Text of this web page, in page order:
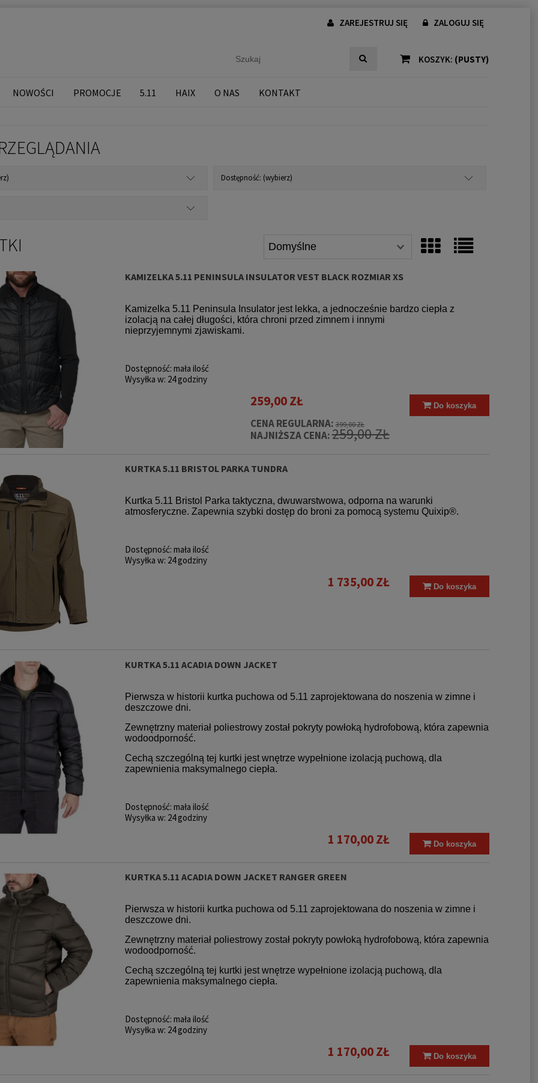
ZAREJESTRUJ SIĘ ZALOGUJ SIĘ
KOSZYK: (PUSTY)
NOWOŚCI PROMOCJE 5.11 HAIX O NAS KONTAKT
Dostępność: (wybierz)
KAMIZELKA 5.11 PENINSULA INSULATOR VEST BLACK ROZMIAR XS
Kamizelka 5.11 Peninsula Insulator jest lekka, a jednocześnie bardzo ciepła z
izolacją na całej długości, która chroni przed zimnem i innymi
nieprzyjemnymi zjawiskami.
Dostępność: mała ilość
Wysyłka w: 24 godziny
259,00 ZŁ
CENA REGULARNA:399,00 ZŁ
NAJNIŻSZA CENA:259,00 ZŁ
Do koszyka
KURTKA 5.11 BRISTOL PARKA TUNDRA
Kurtka 5.11 Bristol Parka taktyczna, dwuwarstwowa, odporna na warunki
atmosferyczne. Zapewnia szybki dostęp do broni za pomocą systemu Quixip®.
Dostępność: mała ilość
Wysyłka w: 24 godziny
1 735,00 ZŁ Do koszyka
KURTKA 5.11 ACADIA DOWN JACKET
Pierwsza w historii kurtka puchowa od 5.11 zaprojektowana do noszenia w zimne i
deszczowe dni.
Zewnętrzny materiał poliestrowy został pokryty powłoką hydrofobową, która zapewnia
wodoodporność.
Cechą szczególną tej kurtki jest wnętrze wypełnione izolacją puchową, dla
zapewnienia maksymalnego ciepła.
Dostępność: mała ilość
Wysyłka w: 24 godziny
1 170,00 ZŁ Do koszyka
KURTKA 5.11 ACADIA DOWN JACKET RANGER GREEN
Pierwsza w historii kurtka puchowa od 5.11 zaprojektowana do noszenia w zimne i
deszczowe dni.
Zewnętrzny materiał poliestrowy został pokryty powłoką hydrofobową, która zapewnia
wodoodporność.
Cechą szczególną tej kurtki jest wnętrze wypełnione izolacją puchową, dla
zapewnienia maksymalnego ciepła.
Dostępność: mała ilość
Wysyłka w: 24 godziny
1 170,00 ZŁ Do koszyka